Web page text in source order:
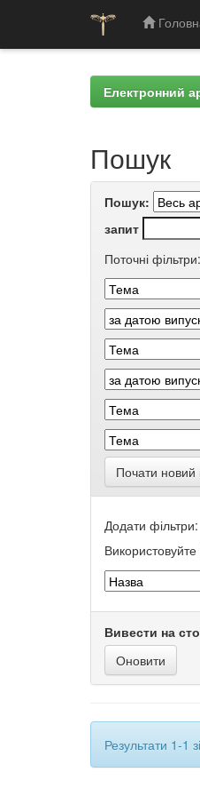
Електронний
Пошук
Пошук:
запит
Поточні фільтри:
Почати
Додати фільтри:
Вивести на
Результати 1-1